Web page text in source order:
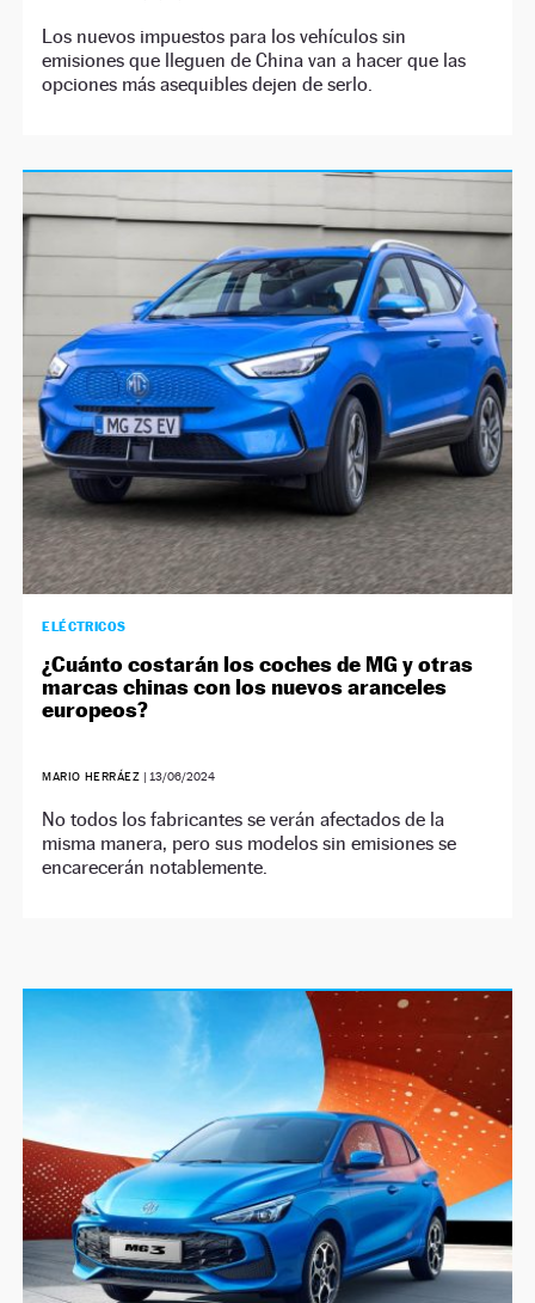
Los nuevos impuestos para los vehículos sin
emisiones que lleguen de China van a hacer que las
opciones más asequibles dejen de serlo.
ELÉCTRICOS
¿Cuánto costarán los coches de MG y otras
marcas chinas con los nuevos aranceles
europeos?
MARIO HERRÁEZ | 13/06/2024
No todos los fabricantes se verán afectados de la
misma manera, pero sus modelos sin emisiones se
encarecerán notablemente.